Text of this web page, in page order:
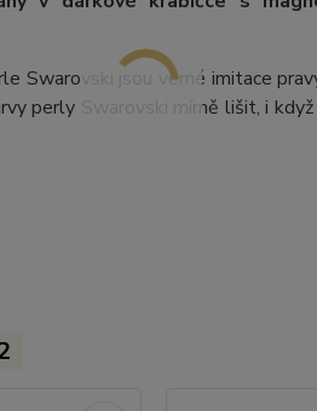
Swarovski jsou věrné imitace
perly Swarovski mírně lišit, i